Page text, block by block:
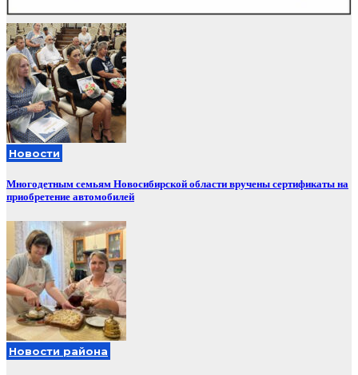
Новости
Многодетным семьям Новосибирской области вручены сертификаты на
приобретение автомобилей
Новости района